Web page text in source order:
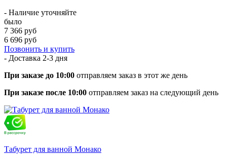
- Наличие уточняйте
было
7 366 руб
6 696 руб
Позвонить и купить
- Доставка 2-3 дня
При заказе до 10:00 отправляем заказ в этот же день
При заказе после 10:00 отправляем заказ на следующий день
Табурет для ванной Монако